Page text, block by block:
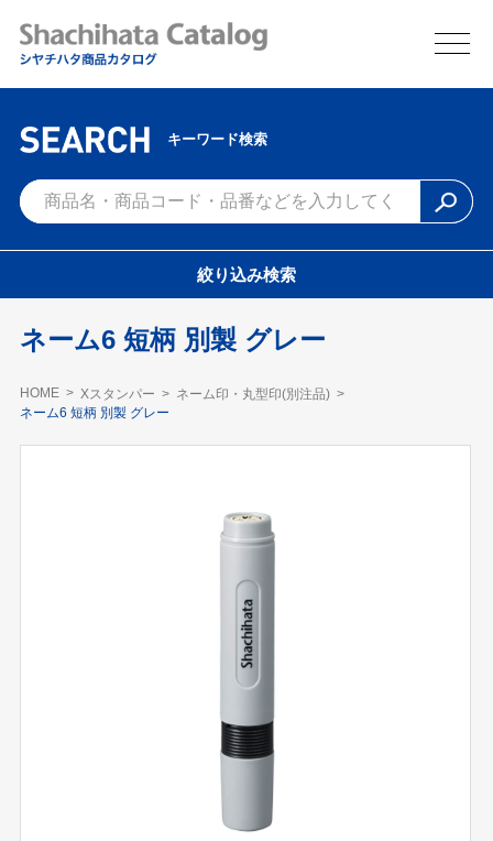
キーワード検索
絞り込み検索
ネーム6 短柄 別製 グレー
HOME Xスタンパー
ネーム印・丸型印(別注品)
ネーム6 短柄 別製 グレー